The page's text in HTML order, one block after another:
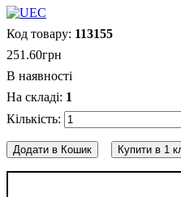
113155
251 .60грн
В наявності
1
Додати в Кошик Купити в 1